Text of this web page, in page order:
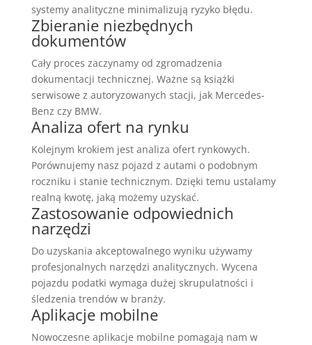
systemy analityczne minimalizują ryzyko błędu.
Zbieranie niezbędnych
dokumentów
Cały proces zaczynamy od zgromadzenia
dokumentacji technicznej. Ważne są książki
serwisowe z autoryzowanych stacji, jak Mercedes-
Benz czy BMW.
Analiza ofert na rynku
Kolejnym krokiem jest analiza ofert rynkowych.
Porównujemy nasz pojazd z autami o podobnym
roczniku i stanie technicznym. Dzięki temu ustalamy
realną kwotę, jaką możemy uzyskać.
Zastosowanie odpowiednich
narzędzi
Do uzyskania akceptowalnego wyniku używamy
profesjonalnych narzędzi analitycznych. Wycena
pojazdu podatki wymaga dużej skrupulatności i
śledzenia trendów w branży.
Aplikacje mobilne
Nowoczesne aplikacje mobilne pomagają nam w